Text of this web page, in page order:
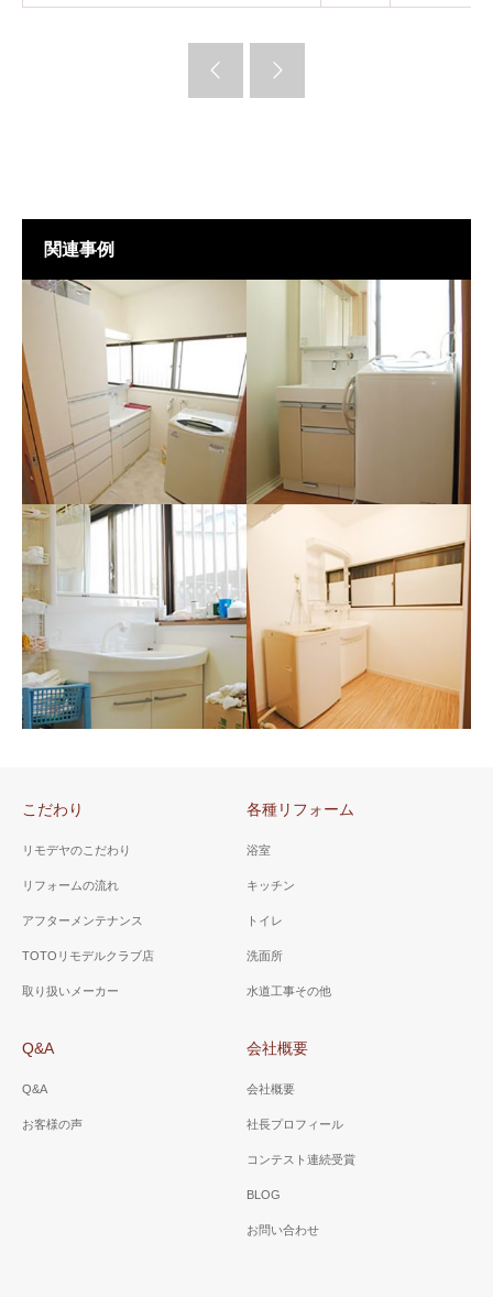
関連事例
山梨県 昭和町 Ｓ様邸（洗
面所）
く使いやすい設計に。
山梨県 市川三郷町 Ａ様
に収ま理、洗面台はすべて引
上げました。
（洗面所）
３面鏡で小物類が収納でき、
ンや洗面ボールのお掃除に便
（洗面所）
ホワイト色をベースに、床は
択。ローコストで、オシャレ
こだわり
リモデヤのこだわり
リフォームの流れ
アフターメンテナンス
TOTOリモデルクラブ店
取り扱いメーカー
各種リフォーム
浴室
キッチン
トイレ
洗面所
水道工事その他
Q&A
Q&A
お客様の声
会社概要
会社概要
社長プロフィール
コンテスト連続受賞
BLOG
お問い合わせ